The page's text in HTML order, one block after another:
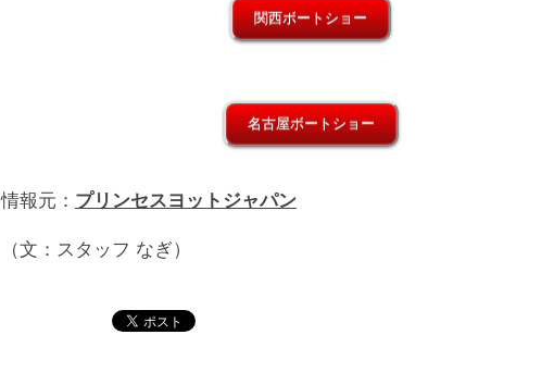
関西ボートショー
名古屋ボートショー
情報元： プリンセスヨットジャパン
（文：スタッフ なぎ）